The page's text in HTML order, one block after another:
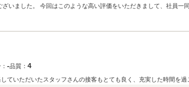
いました。 今回はこのような高い評価をいただきまして、社員一
‐品質： 4
ていただいたスタッフさんの接客もとても良く、充実した時間を過